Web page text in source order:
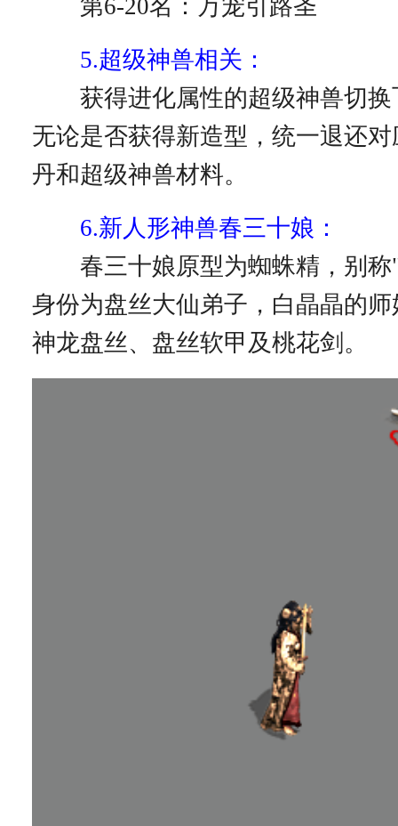
第6-20名：万宠引路圣
5.超级神兽相关：
获得进化属性的超级神兽切换
无论是否获得新造型，统一退还
丹和超级神兽材料。
6.新人形神兽春三十娘：
春三十娘原型为蜘蛛精，别称
身份为盘丝大仙弟子，白晶晶的
神龙盘丝、盘丝软甲及桃花剑。